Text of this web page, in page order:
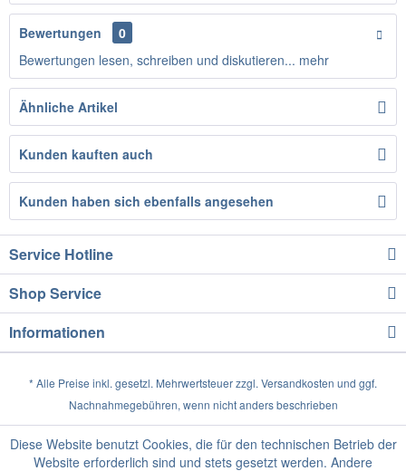
Bewertungen
0
Bewertungen lesen, schreiben und diskutieren... mehr
Ähnliche Artikel
Kunden kauften auch
Kunden haben sich ebenfalls angesehen
Service Hotline
Shop Service
Informationen
* Alle Preise inkl. gesetzl. Mehrwertsteuer zzgl. Versandkosten und ggf.
Nachnahmegebühren, wenn nicht anders beschrieben
Diese Website benutzt Cookies, die für den technischen Betrieb der
Website erforderlich sind und stets gesetzt werden. Andere